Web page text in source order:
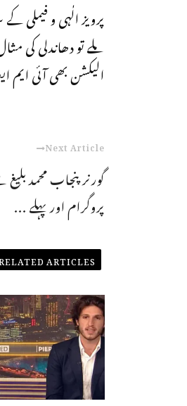
پرویز الٰہی و فیملی
ملے تو دھاندلی کی
الیکشن بھی آئی
Next Article
پروگرام اور پہلے ...
ARTICLES